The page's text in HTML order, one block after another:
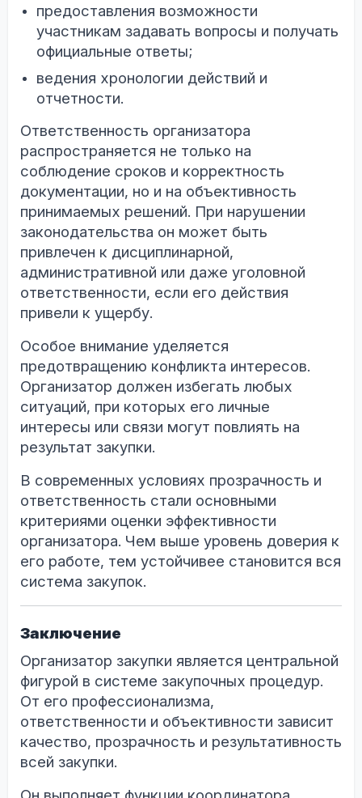
предоставления возможности
участникам задавать вопросы и получать
официальные ответы;
ведения хронологии действий и
отчетности.
Ответственность организатора
распространяется не только на
соблюдение сроков и корректность
документации, но и на объективность
принимаемых решений. При нарушении
законодательства он может быть
привлечен к дисциплинарной,
административной или даже уголовной
ответственности, если его действия
привели к ущербу.
Особое внимание уделяется
предотвращению конфликта интересов.
Организатор должен избегать любых
ситуаций, при которых его личные
интересы или связи могут повлиять на
результат закупки.
В современных условиях прозрачность и
ответственность стали основными
критериями оценки эффективности
организатора. Чем выше уровень доверия к
его работе, тем устойчивее становится вся
система закупок.
Заключение
Организатор закупки является центральной
фигурой в системе закупочных процедур.
От его профессионализма,
ответственности и объективности зависит
качество, прозрачность и результативность
всей закупки.